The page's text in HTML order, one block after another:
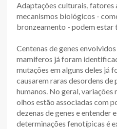
Adaptações culturais, fatores
mecanismos biológicos -
bronzeamento - podem estar
Centenas de genes
mamíferos já foram
mutações em alguns deles já
causarem raras desordens de
humanos. No geral, variações
olhos estão associadas com
dezenas de genes e entender
determinações fenotípicas é